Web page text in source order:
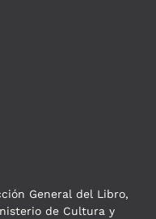
General del Libro,
de Cultura y